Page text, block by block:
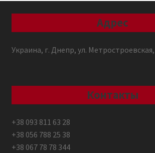
Адрес
Украина, г. Днепр, ул.
Контакты
+38 093 811 63 28
+38 056 788 25 38
+38 067 78 78 344